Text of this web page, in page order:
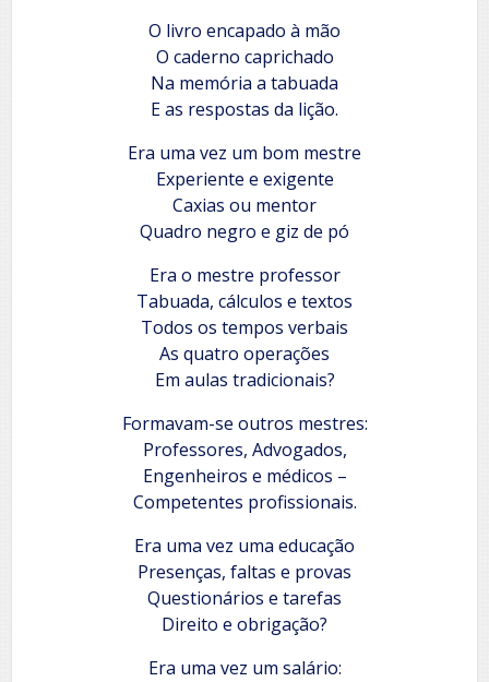
O livro encapado à mão
O caderno caprichado
Na memória a tabuada
E as respostas da lição.
Era uma vez um bom mestre
Experiente e exigente
Caxias ou mentor
Quadro negro e giz de pó
Era o mestre professor
Tabuada, cálculos e textos
Todos os tempos verbais
As quatro operações
Em aulas tradicionais?
Formavam-se outros mestres:
Professores, Advogados,
Engenheiros e médicos –
Competentes profissionais.
Era uma vez uma educação
Presenças, faltas e provas
Questionários e tarefas
Direito e obrigação?
Era uma vez um salário: